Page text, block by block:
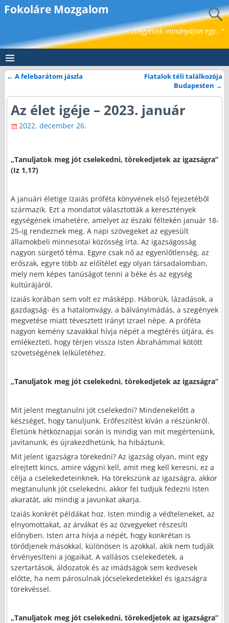
Fokoláre Mozgalom
„Legyenek mindnyájan egy..."
← A felebarátom jászla
Fiatalok téli találkozója
Budapesten →
Az élet igéje – 2023. január
2022. december 26.
„Tanuljatok meg jót cselekedni, törekedjetek az igazságra”
(Iz 1,17)
A januári életige Izaiás próféta könyvének első fejezetéből
származik. Ezt a mondatot választották a keresztények
egységének imahetére, amelyet az északi féltekén január 18-
25-ig rendeznek meg. A napi szövegeket az egyesült
államokbeli minnesotai közösség írta. Az igazságosság
nagyon sürgető téma. Egyre csak nő az egyenlőtlenség, az
erőszak, egyre több az előítélet egy olyan társadalomban,
mely nem képes tanúságot tenni a béke és az egység
kultúrájáról.
Izaiás korában sem volt ez másképp. Háborúk, lázadások, a
gazdagság- és a hatalomvágy, a bálványimádás, a szegények
megvetése miatt tévesztett irányt Izrael népe. A próféta
nagyon kemény szavakkal hívja népét a megtérés útjára, és
emlékezteti, hogy térjen vissza Isten Ábrahámmal kötött
szövetségének lelkületéhez.
„Tanuljatok meg jót cselekedni, törekedjetek az igazságra”
Mit jelent megtanulni jót cselekedni? Mindenekelőtt a
készséget, hogy tanuljunk. Erőfeszítést kíván a részünkről.
Életünk hétköznapjai során is mindig van mit megértenünk,
javítanunk, és újrakezdhetünk, ha hibáztunk.
Mit jelent igazságra törekedni? Az igazság olyan, mint egy
elrejtett kincs, amire vágyni kell, amit meg kell keresni, ez a
célja a cselekedeteinknek. Ha törekszünk az igazságra, akkor
megtanulunk jót cselekedni, akkor fel tudjuk fedezni Isten
akaratát, aki mindig a javunkat akarja.
Izaiás konkrét példákat hoz. Isten mindig a védteleneket, az
elnyomottakat, az árvákat és az özvegyeket részesíti
előnyben. Isten arra hívja a népét, hogy konkrétan is
törődjenek másokkal, különösen is azokkal, akik nem tudják
érvényesíteni a jogaikat. A vallásos cselekedetek, a
szertartások, áldozatok és az imádságok sem kedvesek
előtte, ha nem párosulnak jócselekedetekkel és igazságra
törekvéssel.
„Tanuljatok meg jót cselekedni, törekedjetek az igazságra”